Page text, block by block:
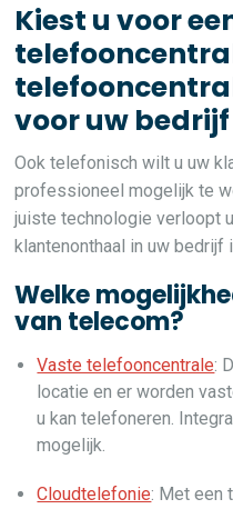
Kiest u voor
voor uw
Ook telefonisch wilt u uw
professioneel mogelijk te
juiste technologie verloopt
klantenonthaal in uw bedrijf
Welke
van telecom?
Vaste telefooncentrale:
locatie en er worden
u kan telefoneren.
mogelijk.
Cloudtelefonie: Met een